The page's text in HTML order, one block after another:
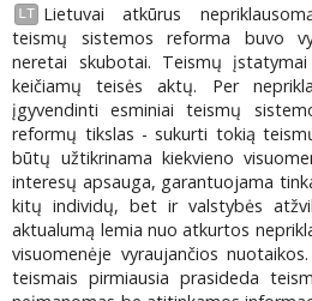
LT
Lietuvai atkūrus
teismų sistemos reforma buvo
neretai skubotai. Teismų
keičiamų teisės aktų. Per
įgyvendinti esminiai teismų
reformų tikslas - sukurti tokią
būtų užtikrinama kiekvieno
interesų apsauga, garantuojama
kitų individų, bet ir valstybės
aktualumą lemia nuo atkurtos
visuomenėje vyraujančios
teismais pirmiausia prasideda